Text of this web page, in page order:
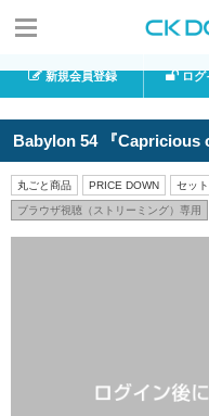
新規会員登録 ログ
Babylon 54 『Capricious
丸ごと商品 PRICE DOWN セット
ブラウザ視聴（ストリーミング）専用